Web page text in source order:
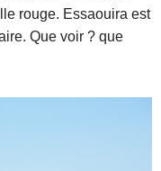
rouge. Essaouira est
Que voir ? que